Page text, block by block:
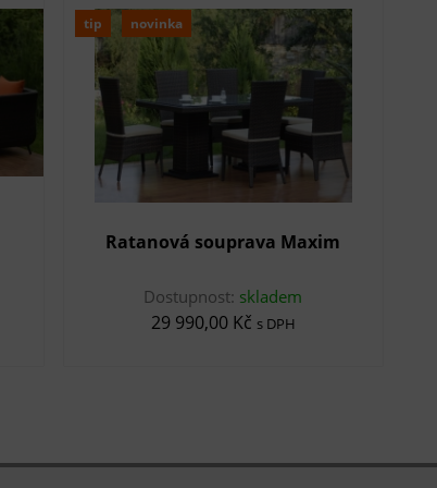
tip novinka
Ratanová souprava Maxim
Dostupnost: skladem
29 990,00 Kč s DPH